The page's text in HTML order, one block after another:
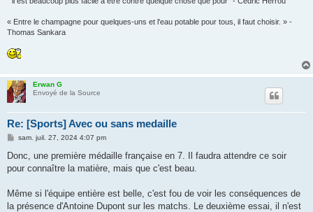
« Entre le champagne pour quelques-uns et l'eau potable pour tous, il faut choisir. » -
Thomas Sankara
Erwan G
Envoyé de la Source
Re: [Sports] Avec ou sans medaille
M
s
a
sam. juil. 27, 2024 4:07 pm
Donc, une première médaille française en 7. Il faudra attendre ce soir
pour connaître la matière, mais que c'est beau.
Même si l'équipe entière est belle, c'est fou de voir les conséquences de
la présence d'Antoine Dupont sur les matchs. Le deuxième essai, il n'est